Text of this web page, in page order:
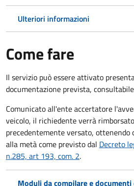
Ulteriori informazioni
Come fare
Il servizio può essere attivato
documentazione prevista,
Comunicato all'ente accertatore
veicolo, il richiedente verrà
precedentemente versato, ottenendo
alla metà come previsto dal Decreto
n.285, art 193, com. 2.
Moduli da compilare e documenti